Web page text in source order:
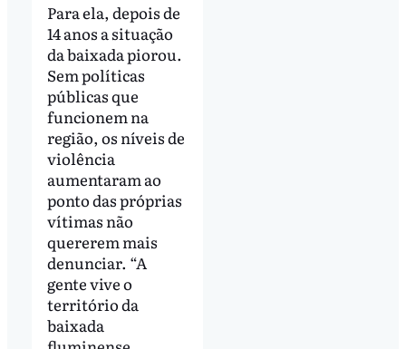
Para ela, depois de
14 anos a situação
da baixada piorou.
Sem políticas
públicas que
funcionem na
região, os níveis de
violência
aumentaram ao
ponto das próprias
vítimas não
quererem mais
denunciar. “A
gente vive o
território da
baixada